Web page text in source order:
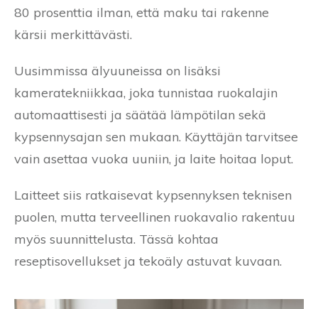
80 prosenttia ilman, että maku tai rakenne
kärsii merkittävästi.
Uusimmissa älyuuneissa on lisäksi
kameratekniikkaa, joka tunnistaa ruokalajin
automaattisesti ja säätää lämpötilan sekä
kypsennysajan sen mukaan. Käyttäjän tarvitsee
vain asettaa vuoka uuniin, ja laite hoitaa loput.
Laitteet siis ratkaisevat kypsennyksen teknisen
puolen, mutta terveellinen ruokavalio rakentuu
myös suunnittelusta. Tässä kohtaa
reseptisovellukset ja tekoäly astuvat kuvaan.